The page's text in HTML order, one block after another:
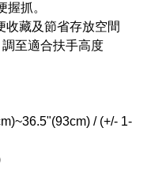
抓。
收藏及節省存放空間
至適合扶手高度
/ (+/- 1-